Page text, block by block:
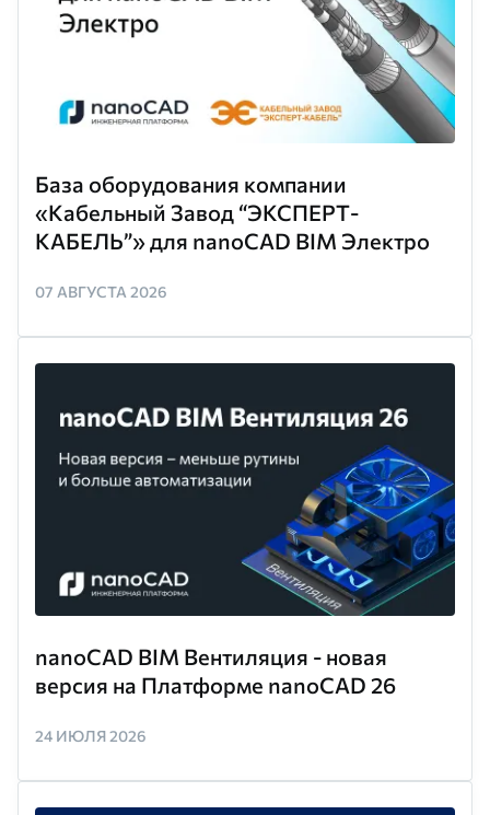
База оборудования компании
«Кабельный Завод “ЭКСПЕРТ-
КАБЕЛЬ”» для nanoCAD BIM Электро
07 АВГУСТА 2026
nanoCAD BIM Вентиляция - новая
версия на Платформе nanoCAD 26
24 ИЮЛЯ 2026